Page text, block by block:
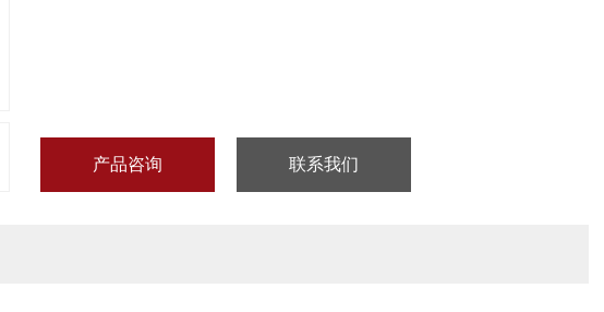
产品咨询 联系我们